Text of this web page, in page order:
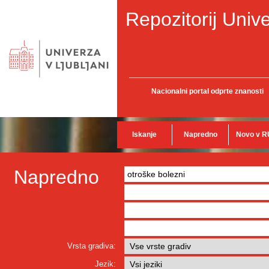
Repozitorij
Nacionalni portal odprte znanosti
Iskanje Napredno Novo v
Napredno
Vrsta gradiva:
Jezik: